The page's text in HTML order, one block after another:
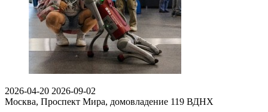
2026-04-20 2026-09-02
Москва, Проспект Мира, домовладение 119 ВДНХ